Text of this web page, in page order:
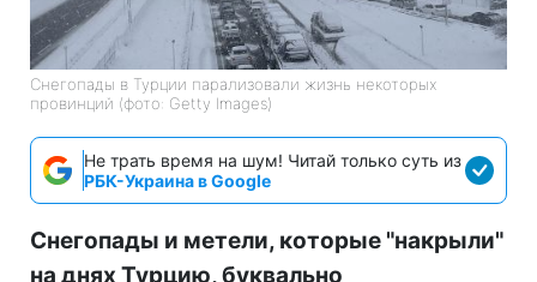
Снегопады в Турции парализовали жизнь некоторых
провинций (фото: Getty Images)
Не трать время на шум! Читай только суть из
РБК-Украина в Google
Снегопады и метели, которые "накрыли"
на днях Турцию, буквально